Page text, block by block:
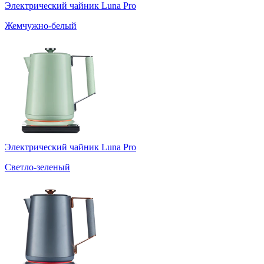
Электрический чайник Luna Pro
Жемчужно-белый
Электрический чайник Luna Pro
Светло-зеленый